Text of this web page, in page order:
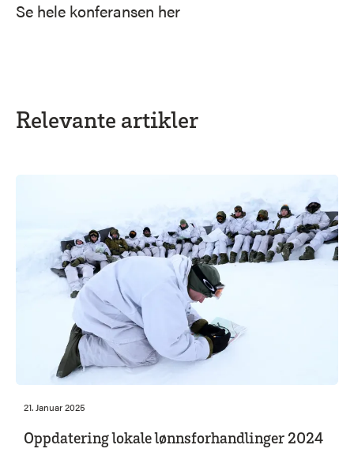
Se hele konferansen her
Relevante artikler
21. Januar 2025
Oppdatering lokale lønnsforhandlinger 2024